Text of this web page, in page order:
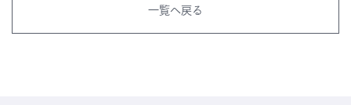
一覧へ戻る